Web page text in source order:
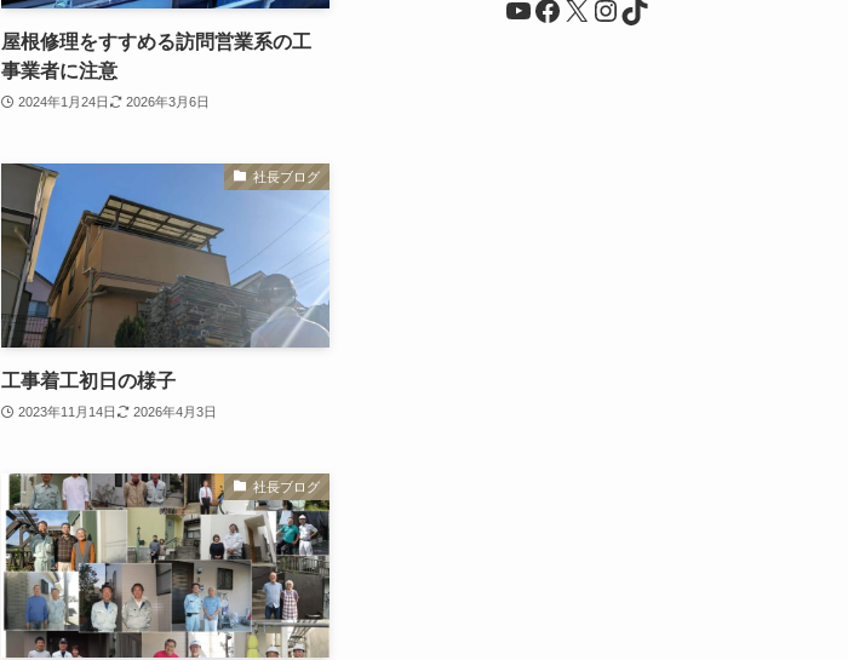
屋根修理をすすめる訪問営業系の工
事業者に注意
2024年1月24日 2026年3月6日
社長ブログ
工事着工初日の様子
2023年11月14日 2026年4月3日
社長ブログ
YouTube
Facebook
X Instagram
TikTok